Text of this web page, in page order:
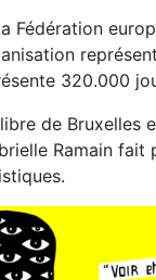
Fédération
320.000
de Bruxelles
Ramain fait